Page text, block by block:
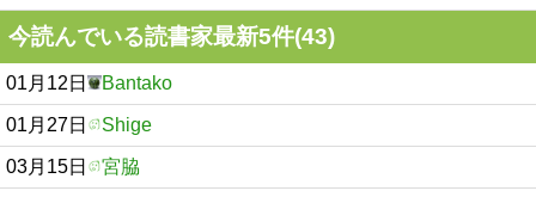
今読んでいる読書家最新5件(43)
01月12日 Bantako
01月27日 Shige
03月15日 宮脇